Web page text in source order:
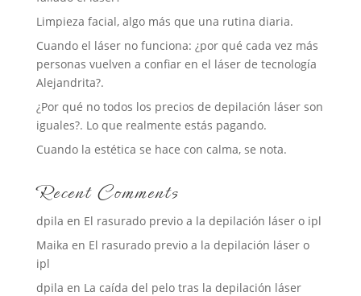
Limpieza facial, algo más que una rutina diaria.
Cuando el láser no funciona: ¿por qué cada vez más
personas vuelven a confiar en el láser de tecnología
Alejandrita?.
¿Por qué no todos los precios de depilación láser son
iguales?. Lo que realmente estás pagando.
Cuando la estética se hace con calma, se nota.
Recent Comments
dpila en El rasurado previo a la depilación láser o ipl
Maika en El rasurado previo a la depilación láser o
ipl
dpila en La caída del pelo tras la depilación láser